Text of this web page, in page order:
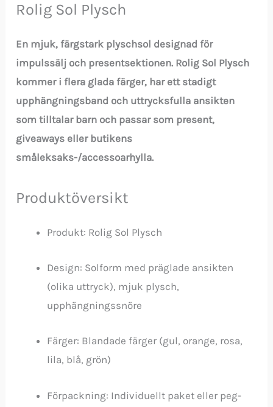
Rolig Sol Plysch
En mjuk, färgstark plyschsol designad för
impulssälj och presentsektionen. Rolig Sol Plysch
kommer i flera glada färger, har ett stadigt
upphängningsband och uttrycksfulla ansikten
som tilltalar barn och passar som present,
giveaways eller butikens
småleksaks-/accessoarhylla.
Produktöversikt
Produkt: Rolig Sol Plysch
Design: Solform med präglade ansikten
(olika uttryck), mjuk plysch,
upphängningssnöre
Färger: Blandade färger (gul, orange, rosa,
lila, blå, grön)
Förpackning: Individuellt paket eller peg-